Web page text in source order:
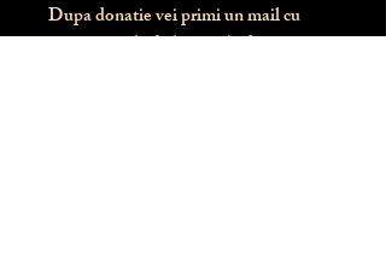
Dupa donatie vei primi un mail cu
instructiunile de livrare / ridicare.